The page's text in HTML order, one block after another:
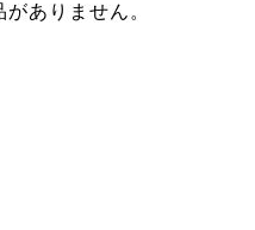
ありません。